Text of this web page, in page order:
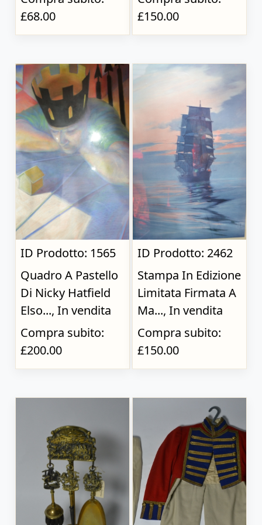
£68.00
£150.00
ID Prodotto: 1565
Quadro A Pastello
Di Nicky Hatfield
Elso..., In vendita
Compra subito:
£200.00
ID Prodotto: 2462
Stampa In Edizione
Limitata Firmata A
Ma..., In vendita
Compra subito:
£150.00